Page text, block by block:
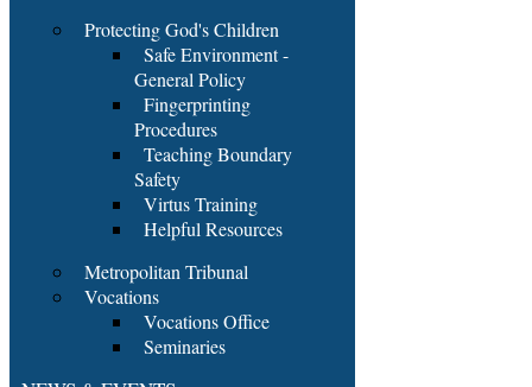
Protecting God's Children
Safe Environment -
General Policy
Fingerprinting
Procedures
Teaching Boundary
Safety
Virtus Training
Helpful Resources
Metropolitan Tribunal
Vocations
Vocations Office
Seminaries